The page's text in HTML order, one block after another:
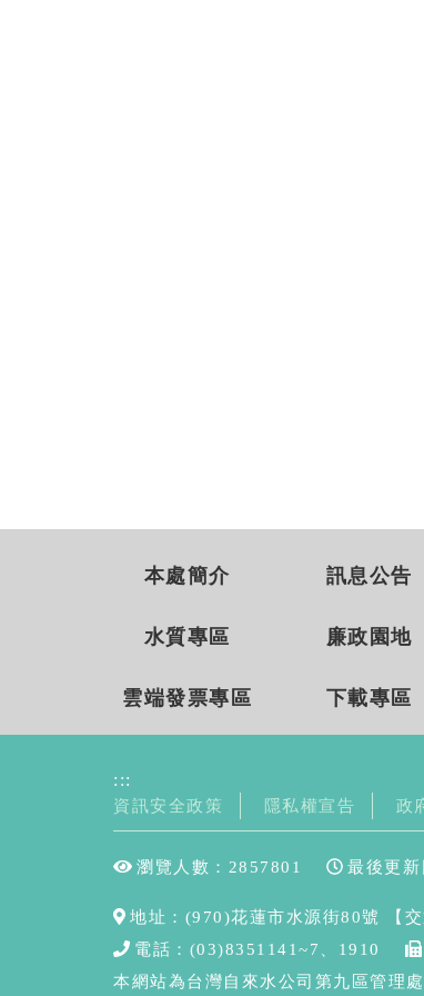
本處簡介 訊息公告
水質專區 廉政園地
雲端發票專區 下載專區
:::
資訊安全政策
隱私權宣告 政
瀏覽人數：2857801 最後更
地址：(970)花蓮市水源街80號
【
電話：(03)8351141~7、1910
本網站為台灣自來水公司第九區管理